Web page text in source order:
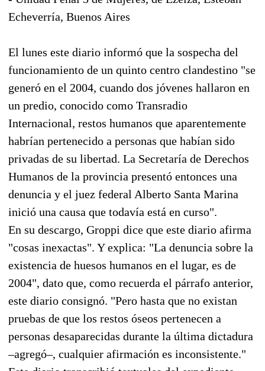
Echeverría, Buenos Aires
El lunes este diario informó que la sospecha del
funcionamiento de un quinto centro clandestino "se
generó en el 2004, cuando dos jóvenes hallaron en
un predio, conocido como Transradio
Internacional, restos humanos que aparentemente
habrían pertenecido a personas que habían sido
privadas de su libertad. La Secretaría de Derechos
Humanos de la provincia presentó entonces una
denuncia y el juez federal Alberto Santa Marina
inició una causa que todavía está en curso".
En su descargo, Groppi dice que este diario afirma
"cosas inexactas". Y explica: "La denuncia sobre la
existencia de huesos humanos en el lugar, es de
2004", dato que, como recuerda el párrafo anterior,
este diario consignó. "Pero hasta que no existan
pruebas de que los restos óseos pertenecen a
personas desaparecidas durante la última dictadura
–agregó–, cualquier afirmación es inconsistente."